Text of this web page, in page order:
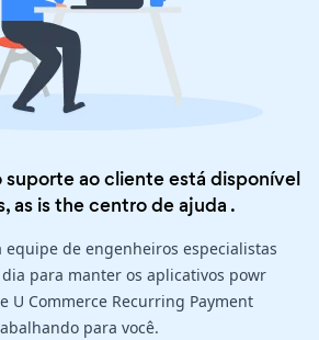
ao cliente está disponível
as is thecentro de ajuda .
equipe de engenheiros especialistas
para manter os aplicativos powr
U Commerce Recurring Payment
para você.